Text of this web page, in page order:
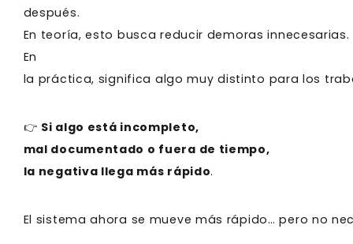
después.
En teoría, esto busca reducir demoras innecesarias.
En
la práctica, significa algo muy distinto para los
👉 Si algo está incompleto,
mal documentado o fuera de tiempo,
la negativa llega más rápido.
El sistema ahora se mueve más rápido… pero no